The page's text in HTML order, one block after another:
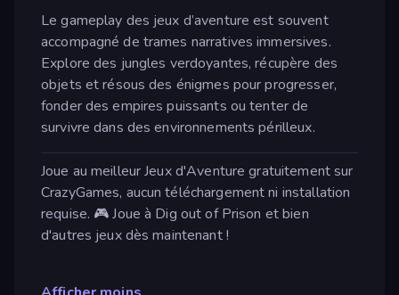
Le gameplay des jeux d’aventure est souvent
accompagné de trames narratives immersives.
Explore des jungles verdoyantes, récupère des
objets et résous des énigmes pour progresser,
fonder des empires puissants ou tenter de
survivre dans des environnements périlleux.
Joue au meilleur Jeux d'Aventure gratuitement sur
CrazyGames, aucun téléchargement ni installation
requise. 🎮 Joue à Dig out of Prison et bien
d'autres jeux dès maintenant !